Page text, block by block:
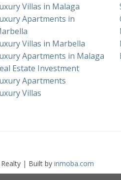
Villas in Malaga
Apartments in
Villas in Marbella
Apartments in Malaga
Estate Investment
Apartments
Villas
Realty | Built by inmoba.com